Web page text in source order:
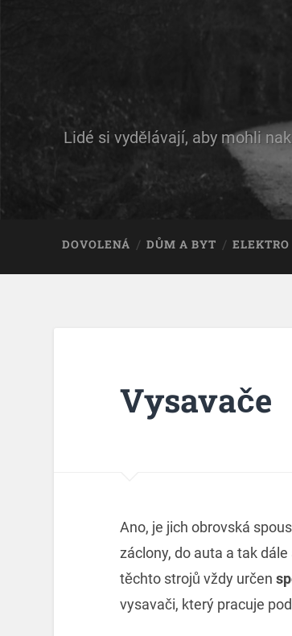
Lidé si vydělávají, aby mohli
DOVOLENÁ DŮM A BYT ELEKTRO
Vysavače
Ano, je jich obrovská
záclony, do auta a tak
těchto strojů vždy určen
vysavači, který pracuje